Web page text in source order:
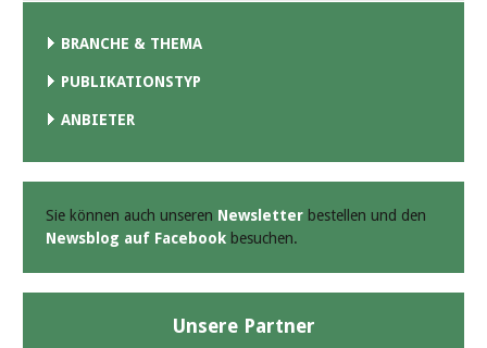
BRANCHE & THEMA
PUBLIKATIONSTYP
ANBIETER
Sie können auch unseren Newsletter bestellen und den
Newsblog auf Facebook besuchen.
Unsere Partner